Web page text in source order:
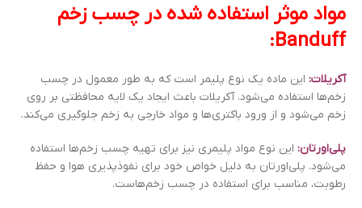
مواد موثر استفاده شده در چسب زخم
Banduff:
آکریلات: این ماده یک نوع پلیمر است که به طور معمول در چسب
زخم‌ها استفاده می‌شود. آکریلات باعث ایجاد یک لایه محافظتی بر روی
زخم می‌شود و از ورود باکتری‌ها و مواد خارجی به زخم جلوگیری می‌کند.
پلی‌اورتان: این نوع مواد پلیمری نیز برای تهیه چسب زخم‌ها استفاده
می‌شود. پلی‌اورتان به دلیل خواص خود برای نفوذپذیری هوا و حفظ
رطوبت، مناسب برای استفاده در چسب زخم‌هاست.